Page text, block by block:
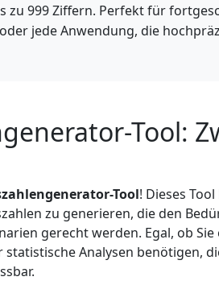
zu 999 Ziffern. Perfekt für
jede Anwendung, die
Tool:
Tool! Dieses
zu generieren, die den
gerecht werden. Egal, ob
Analysen benötigen,